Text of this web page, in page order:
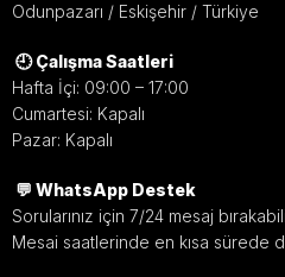
Odunpazarı / Eskişehir / Türkiye
🕘 Çalışma Saatleri
Hafta İçi: 09:00 – 17:00
Cumartesi: Kapalı
Pazar: Kapalı
💬 WhatsApp Destek
Sorularınız için 7/24 mesaj
Mesai saatlerinde en kısa sürede